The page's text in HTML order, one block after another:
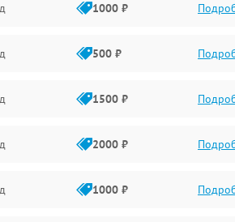
1000 ₽
500 ₽
1500 ₽
2000 ₽
1000 ₽